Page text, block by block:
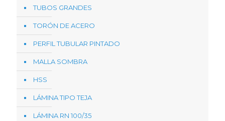
TUBOS GRANDES
TORÓN DE ACERO
PERFIL TUBULAR PINTADO
MALLA SOMBRA
HSS
LÁMINA TIPO TEJA
LÁMINA RN 100/35